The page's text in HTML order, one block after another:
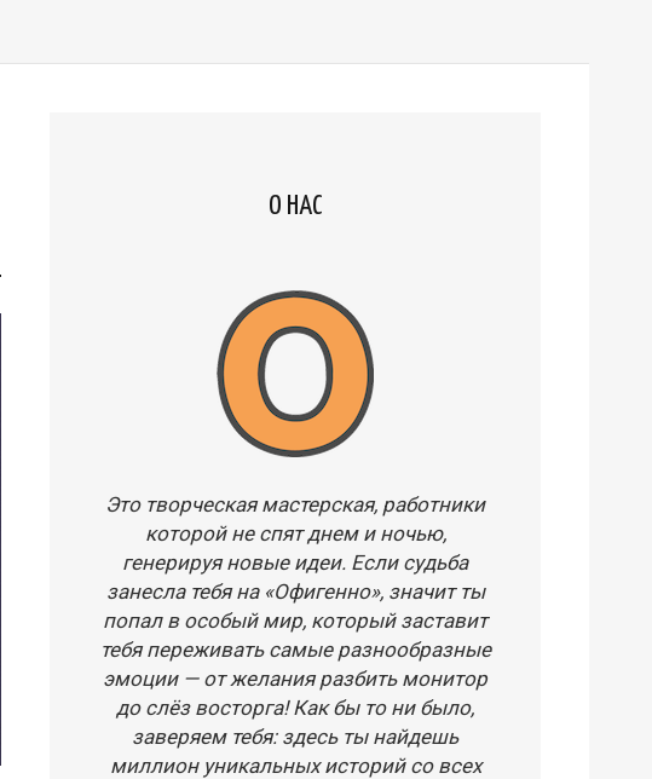
О НАС
Это творческая мастерская, работники
которой не спят днем и ночью,
генерируя новые идеи. Если судьба
занесла тебя на «Офигенно», значит ты
попал в особый мир, который заставит
тебя переживать самые разнообразные
эмоции — от желания разбить монитор
до слёз восторга! Как бы то ни было,
заверяем тебя: здесь ты найдешь
миллион уникальных историй со всех